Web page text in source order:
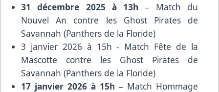
31 décembre 2025 à 13h – Match du
Nouvel An contre les Ghost Pirates de
Savannah (Panthers de la Floride)
3 janvier 2026 à 15h - Match Fête de la
Mascotte contre les Ghost Pirates de
Savannah (Panthers de la Floride)
17 janvier 2026 à 15h – Match Hommage